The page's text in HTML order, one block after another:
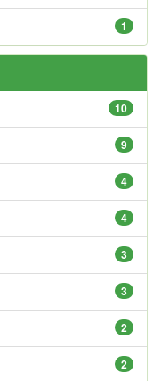
1
10
9
4
4
3
3
2
2